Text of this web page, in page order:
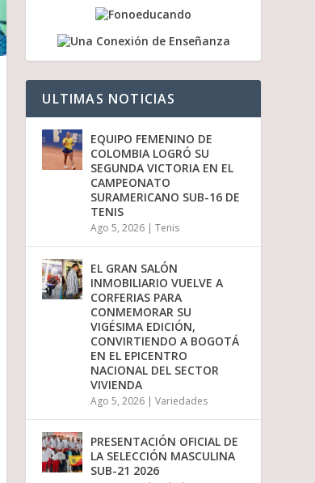
a
p
a
u
m
n
r
i
n
i
e
l
o
l
ULTIMAS NOTICIAS
EQUIPO FEMENINO DE
COLOMBIA LOGRÓ SU
SEGUNDA VICTORIA EN EL
CAMPEONATO
SURAMERICANO SUB-16 DE
TENIS
Ago 5, 2026 |Tenis
EL GRAN SALÓN
INMOBILIARIO VUELVE A
CORFERIAS PARA
CONMEMORAR SU
VIGÉSIMA EDICIÓN,
CONVIRTIENDO A BOGOTÁ
EN EL EPICENTRO
NACIONAL DEL SECTOR
VIVIENDA
Ago 5, 2026 |Variedades
PRESENTACIÓN OFICIAL DE
LA SELECCIÓN MASCULINA
SUB-21 2026